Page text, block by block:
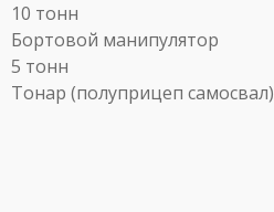
10 тонн
Бортовой манипулятор
5 тонн
Тонар (полуприцеп самосвал)